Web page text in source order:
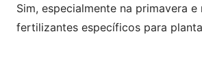
Sim, especialmente na primavera e
fertilizantes específicos para